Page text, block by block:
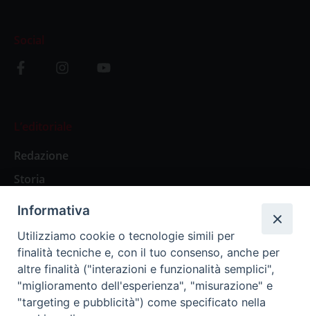
Social
L’editoriale
Redazione
Storia
Abbonamenti
Abbonamento Annuale Digitale
Abbonamento Annuale Cartaceo
Abbonamento Singola Copia Digitale
Informativa
Utilizziamo cookie o tecnologie simili per
finalità tecniche e, con il tuo consenso, anche per
altre finalità ("interazioni e funzionalità semplici",
"miglioramento dell'esperienza", "misurazione" e
"targeting e pubblicità") come specificato nella